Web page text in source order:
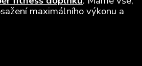
maximálního výkonu a